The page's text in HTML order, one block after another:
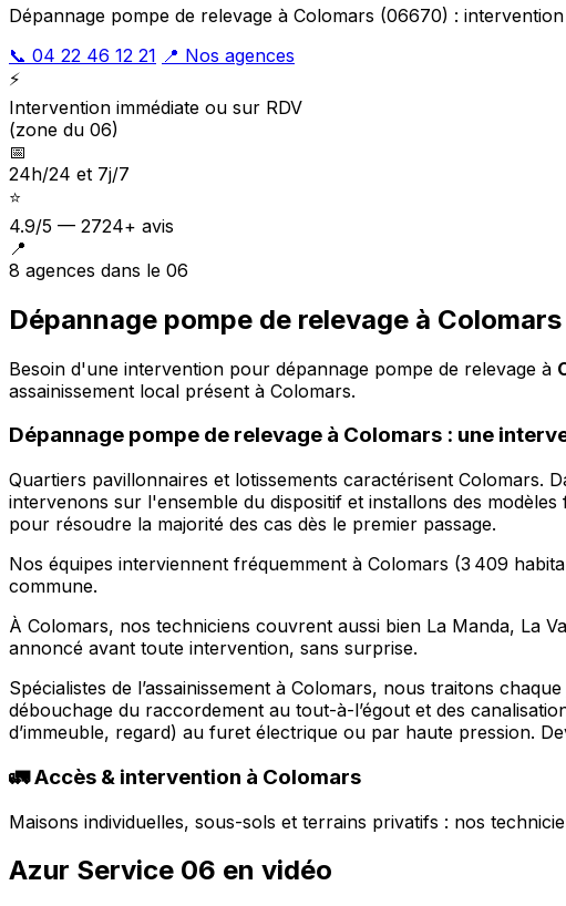
Dépannage pompe de relevage à Colomars (06670) :
📞 04 22 46 12 21 📍 Nos agences
⚡
Intervention immédiate ou sur RDV
(zone du 06)
📅
24h/24 et 7j/7
⭐
4.9/5 — 2724+ avis
📍
8 agences dans le 06
Dépannage pompe de relevage à
Besoin d'une intervention pour dépannage pompe de relevage à
assainissement local présent à Colomars.
Dépannage pompe de relevage à Colomars : une
Quartiers pavillonnaires et lotissements caractérisent Colomars.
intervenons sur l'ensemble du dispositif et installons des
pour résoudre la majorité des cas dès le premier passage.
Nos équipes interviennent fréquemment à Colomars (3 409
commune.
À Colomars, nos techniciens couvrent aussi bien La Manda, La
annoncé avant toute intervention, sans surprise.
Spécialistes de l’assainissement à Colomars, nous traitons
débouchage du raccordement au tout-à-l’égout et des
d’immeuble, regard) au furet électrique ou par haute pression.
🚛 Accès & intervention à Colomars
Maisons individuelles, sous-sols et terrains privatifs : nos
Azur Service 06 en vidéo